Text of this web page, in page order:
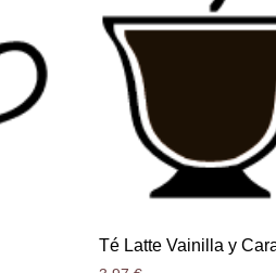
Té Latte Vainilla y